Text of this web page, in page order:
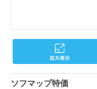
ソフマップ特価